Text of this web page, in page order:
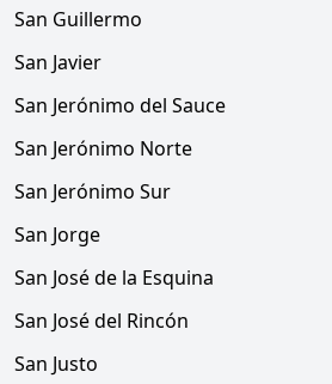
San Guillermo
San Javier
San Jerónimo del Sauce
San Jerónimo Norte
San Jerónimo Sur
San Jorge
San José de la Esquina
San José del Rincón
San Justo